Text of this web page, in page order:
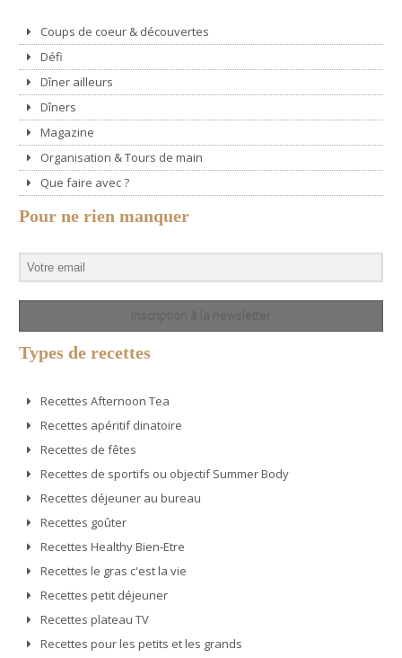
Coups de coeur & découvertes
Défi
Dîner ailleurs
Dîners
Magazine
Organisation & Tours de main
Que faire avec ?
Pour ne rien manquer
Types de recettes
Recettes Afternoon Tea
Recettes apéritif dinatoire
Recettes de fêtes
Recettes de sportifs ou objectif Summer Body
Recettes déjeuner au bureau
Recettes goûter
Recettes Healthy Bien-Etre
Recettes le gras c'est la vie
Recettes petit déjeuner
Recettes plateau TV
Recettes pour les petits et les grands